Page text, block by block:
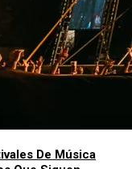
De Música